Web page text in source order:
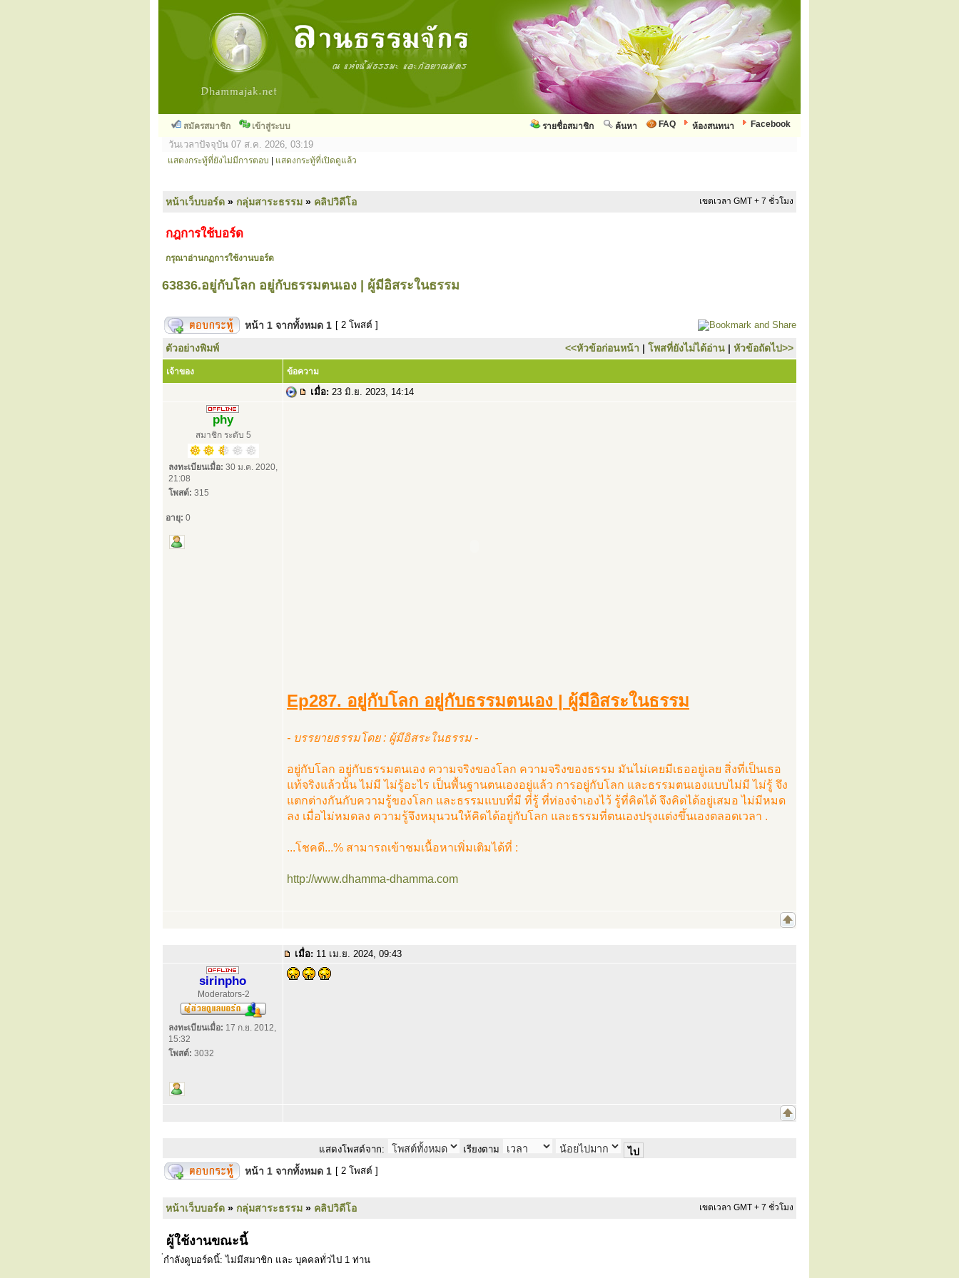
สมัครสมาชิก เข้าสู่ระบบ Facebook
ห้องสนทนา
FAQ
ค้นหา
รายชื่อสมาชิก
วันเวลาปัจจุบัน 07 ส.ค. 2026, 03:19
แสดงกระทู้ที่ยังไม่มีการตอบ แสดงกระทู้ที่เปิดดูแล้ว
หน้าเว็บบอร์ด » กลุ่มสาระธรรม » คลิปวิดีโอ เขตเวลา GMT + 7 ชั่วโมง
กฎการใช้บอร์ด
กรุณาอ่านกฏการใช้งานบอร์ด
63836.อยู่กับโลก อยู่กับธรรมตนเอง | ผู้มีอิสระในธรรม
หน้า 1 จากทั้งหมด 1 [ 2 โพสต์ ]
ตัวอย่างพิมพ์ <<หัวข้อก่อนหน้า | โพสที่ยังไม่ได้อ่าน | หัวข้อถัดไป>>
เจ้าของ ข้อความ
เมื่อ: 23 มิ.ย. 2023, 14:14
phy
สมาชิก ระดับ 5
ลงทะเบียนเมื่อ: 30 ม.ค. 2020,
21:08
โพสต์: 315
อายุ: 0
Ep287. อยู่กับโลก อยู่กับธรรมตนเอง | ผู้มีอิสระในธรรม
- บรรยายธรรมโดย : ผู้มีอิสระในธรรม -
อยู่กับโลก อยู่กับธรรมตนเอง ความจริงของโลก ความจริงของธรรม มันไม่เคยมีเธออยู่เลย สิ่งที่เป็นเธอ
แท้จริงแล้วนั้น ไม่มี ไม่รู้อะไร เป็นพื้นฐานตนเองอยู่แล้ว การอยู่กับโลก และธรรมตนเองแบบไม่มี ไม่รู้ จึง
แตกต่างกันกับความรู้ของโลก และธรรมแบบที่มี ที่รู้ ที่ท่องจำเองไว้ รู้ที่คิดได้ จึงคิดได้อยู่เสมอ ไม่มีหมด
ลง เมื่อไม่หมดลง ความรู้จึงหมุนวนให้คิดได้อยู่กับโลก และธรรมที่ตนเองปรุงแต่งขึ้นเองตลอดเวลา .
...โชคดี...% สามารถเข้าชมเนื้อหาเพิ่มเติมได้ที่ :
http://www.dhamma-dhamma.com
เมื่อ: 11 เม.ย. 2024, 09:43
sirinpho
Moderators-2
ลงทะเบียนเมื่อ: 17 ก.ย. 2012,
15:32
โพสต์: 3032
แสดงโพสต์จาก: เรียงตาม
หน้า 1 จากทั้งหมด 1 [ 2 โพสต์ ]
หน้าเว็บบอร์ด » กลุ่มสาระธรรม » คลิปวิดีโอ เขตเวลา GMT + 7 ชั่วโมง
ผู้ใช้งานขณะนี้
่กำลังดูบอร์ดนี้: ไม่มีสมาชิก และ บุคคลทั่วไป 1 ท่าน